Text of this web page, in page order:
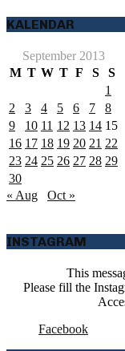
KALENDAR
September 2013
M T W T F S
S
1
2
3 4 5 6 7
8
9
10 11 12 13 14 15
16 17 18 19 20 21 22
23 24 25 26 27 28 29
30
« Aug
Oct »
INSTAGRAM
This
Please fill the
Facebook